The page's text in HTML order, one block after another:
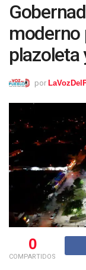
moderno
plazoleta
por
0
COMPARTIDOS